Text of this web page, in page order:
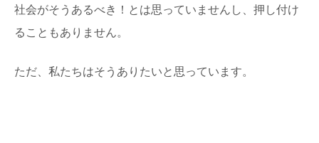
社会がそうあるべき！とは思っていませんし、押し付け
ることもありません。
ただ、私たちはそうありたいと思っています。